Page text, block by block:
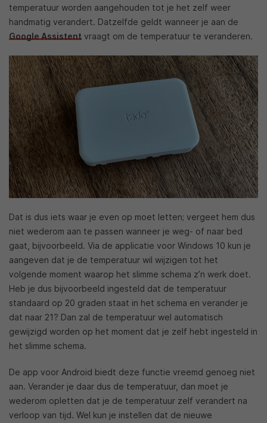
temperatuur worden aangehouden tot je het zelf weer
handmatig verandert. Datzelfde geldt wanneer je aan de
Google Assistent vraagt om de temperatuur te veranderen.
Dat is dus iets waar je even op moet letten; vergeet hem dus
niet wederom aan te passen wanneer je weg- of naar bed
gaat, bijvoorbeeld. Via de applicatie voor Windows 10 kun je
aangeven dat je de temperatuur wil wijzigen tot het
volgende moment waarop het slimme schema z’n werk doet.
Heb je dus bijvoorbeeld ingesteld dat de temperatuur
standaard op 20 graden staat in het schema en verander je
dat naar 21? Dan zal de temperatuur wel automatisch
gewijzigd worden op het moment dat je zelf hebt ingesteld in
het slimme schema.
De app voor Android biedt deze functie vreemd genoeg niet
aan. Verander je daar dus de temperatuur, dan moet je
wederom opletten dat je de temperatuur zelf verandert na
verloop van tijd. Wel kun je instellen dat de nieuwe